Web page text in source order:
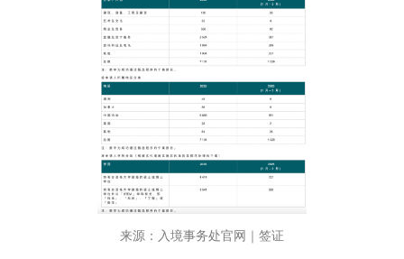
来源：入境事务处官网｜签证